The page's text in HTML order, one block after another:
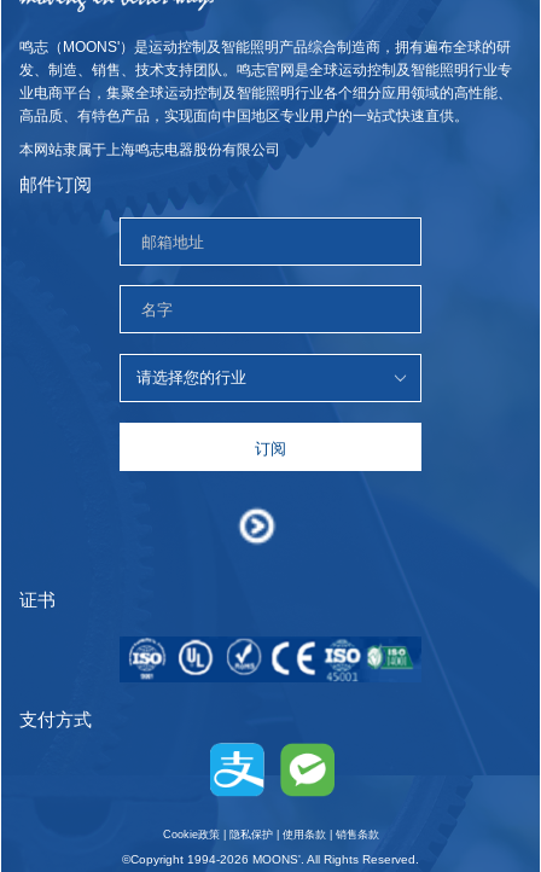
鸣志（MOONS'）是运动控制及智能照明产品综合制造商，拥有遍布全球的研
发、制造、销售、技术支持团队。鸣志官网是全球运动控制及智能照明行业专
业电商平台，集聚全球运动控制及智能照明行业各个细分应用领域的高性能、
高品质、有特色产品，实现面向中国地区专业用户的一站式快速直供。
本网站隶属于上海鸣志电器股份有限公司
邮件订阅
订阅
证书
支付方式
Cookie政策| 隐私保护| 使用条款| 销售条款
©Copyright 1994-2026 MOONS'. All Rights Reserved.